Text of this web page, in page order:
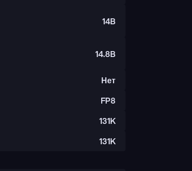
14B
14.8B
Нет
FP8
131K
131K